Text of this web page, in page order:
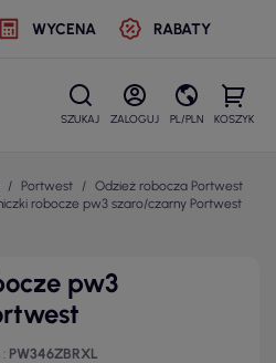
WYCENA RABATY
SZUKAJ ZALOGUJ PL/PLN KOSZYK
Portwest
Odzież robocza Portwest
robocze pw3 szaro/czarny Portwest
pw3
PW346ZBRXL